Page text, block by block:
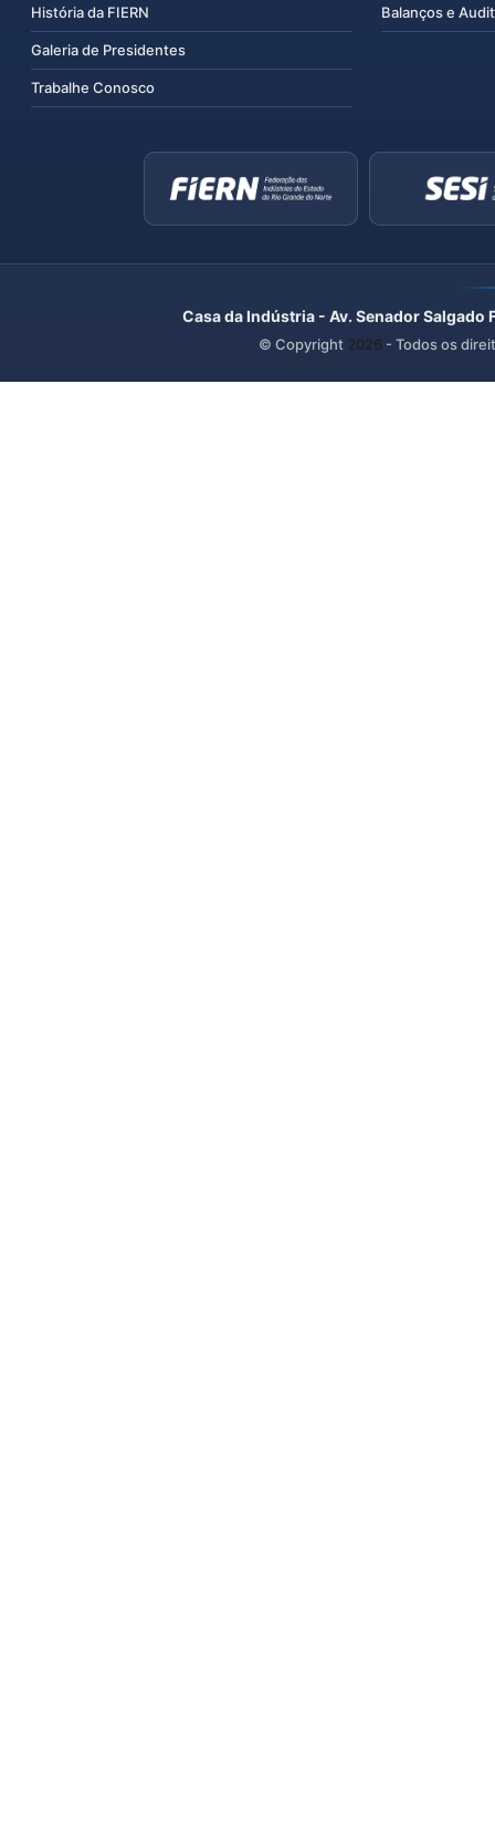
História da FIERN
Galeria de Presidentes
Trabalhe Conosco
Balanços e
Casa da Indústria - Av. Senador
© Copyright 2026 - Todos os